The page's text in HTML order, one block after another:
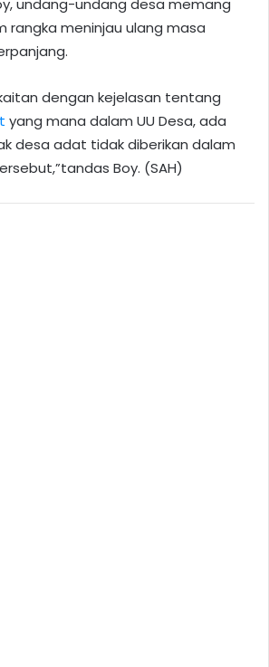
undang-undang desa memang
rangka meninjau ulang masa
dengan kejelasan tentang
yang mana dalam UU Desa, ada
desa adat tidak diberikan dalam
Boy. (SAH)